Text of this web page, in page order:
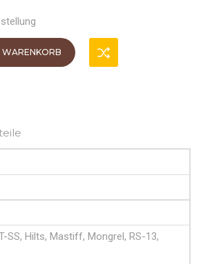
WARENKORB
SS, Hilts, Mastiff, Mongrel, RS-13,